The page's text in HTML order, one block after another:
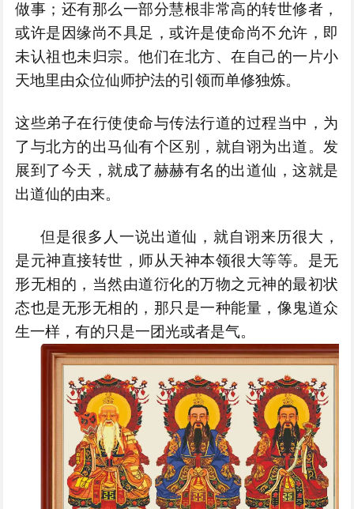
做事；还有那么一部分慧根非常高的转世修者，
或许是因缘尚不具足，或许是使命尚不允许，即
未认祖也未归宗。他们在北方、在自己的一片小
天地里由众位仙师护法的引领而单修独炼。
这些弟子在行使使命与传法行道的过程当中，为
了与北方的出马仙有个区别，就自诩为出道。发
展到了今天，就成了赫赫有名的出道仙，这就是
出道仙的由来。
但是很多人一说出道仙，就自诩来历很大，
是元神直接转世，师从天神本领很大等等。是无
形无相的，当然由道衍化的万物之元神的最初状
态也是无形无相的，那只是一种能量，像鬼道众
生一样，有的只是一团光或者是气。